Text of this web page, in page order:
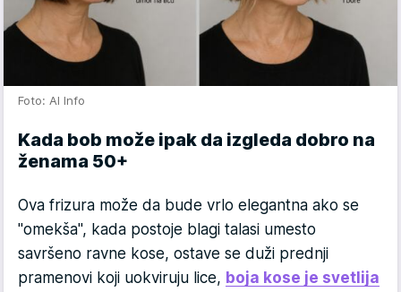
Foto: AI Info
Kada bob može ipak da izgleda dobro na
ženama 50+
Ova frizura može da bude vrlo elegantna ako se
"omekša", kada postoje blagi talasi umesto
savršeno ravne kose, ostave se duži prednji
pramenovi koji uokviruju lice, boja kose je svetlija